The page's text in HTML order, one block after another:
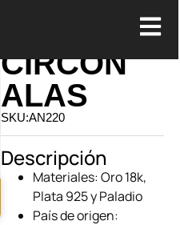
CIRCON
ALAS
SKU:AN220
Descripción
Materiales: Oro 18k,
Plata 925 y Paladio
País de origen: